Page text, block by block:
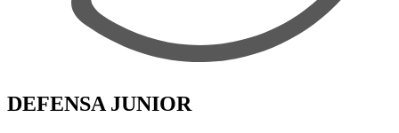
DEFENSA JUNIOR